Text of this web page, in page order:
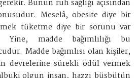
Bunun ruh sağlığı açısından
Meselâ, obesite diye bir
tüketme diye bir sorunu var
Yine, madde bağımlılığı bu
Madde bağımlısı olan kişiler,
devrelerine sürekli ödül vermek